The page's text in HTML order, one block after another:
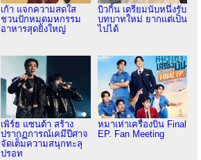
เก้า แจกความสดใส
ชวนปักหมุดมหกรรม
อาหารสุดยิ่งใหญ่
บิวกิ้น เตรียมนับหนึ่งรับ
บทบาทใหม่ ยากแต่เป็น
ไปได้
เพิร์ธ แซนต้า สร้าง
ปรากฏการณ์เคมีปีศาจ
จัดเต็มความสนุกทะลุ
ปรอท
หมาเห่าเครื่องบิน Final
EP. Fan Meeting